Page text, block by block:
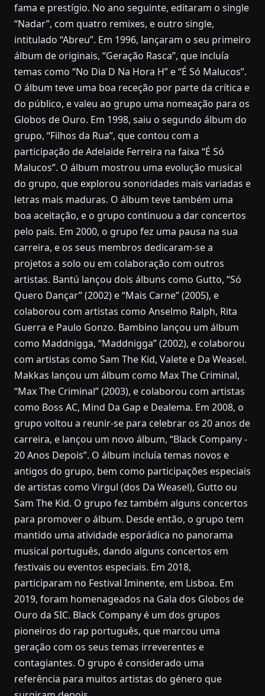
fama e prestígio. No ano seguinte, editaram o single
“Nadar”, com quatro remixes, e outro single,
intitulado “Abreu”. Em 1996, lançaram o seu primeiro
álbum de originais, “Geração Rasca”, que incluía
temas como “No Dia D Na Hora H” e “É Só Malucos”.
O álbum teve uma boa receção por parte da crítica e
do público, e valeu ao grupo uma nomeação para os
Globos de Ouro. Em 1998, saiu o segundo álbum do
grupo, “Filhos da Rua”, que contou com a
participação de Adelaide Ferreira na faixa “É Só
Malucos”. O álbum mostrou uma evolução musical
do grupo, que explorou sonoridades mais variadas e
letras mais maduras. O álbum teve também uma
boa aceitação, e o grupo continuou a dar concertos
pelo país. Em 2000, o grupo fez uma pausa na sua
carreira, e os seus membros dedicaram-se a
projetos a solo ou em colaboração com outros
artistas. Bantú lançou dois álbuns como Gutto, “Só
Quero Dançar” (2002) e “Mais Carne” (2005), e
colaborou com artistas como Anselmo Ralph, Rita
Guerra e Paulo Gonzo. Bambino lançou um álbum
como Maddnigga, “Maddnigga” (2002), e colaborou
com artistas como Sam The Kid, Valete e Da Weasel.
Makkas lançou um álbum como Max The Criminal,
“Max The Criminal” (2003), e colaborou com artistas
como Boss AC, Mind Da Gap e Dealema. Em 2008, o
grupo voltou a reunir-se para celebrar os 20 anos de
carreira, e lançou um novo álbum, “Black Company -
20 Anos Depois”. O álbum incluía temas novos e
antigos do grupo, bem como participações especiais
de artistas como Virgul (dos Da Weasel), Gutto ou
Sam The Kid. O grupo fez também alguns concertos
para promover o álbum. Desde então, o grupo tem
mantido uma atividade esporádica no panorama
musical português, dando alguns concertos em
festivais ou eventos especiais. Em 2018,
participaram no Festival Iminente, em Lisboa. Em
2019, foram homenageados na Gala dos Globos de
Ouro da SIC. Black Company é um dos grupos
pioneiros do rap português, que marcou uma
geração com os seus temas irreverentes e
contagiantes. O grupo é considerado uma
referência para muitos artistas do género que